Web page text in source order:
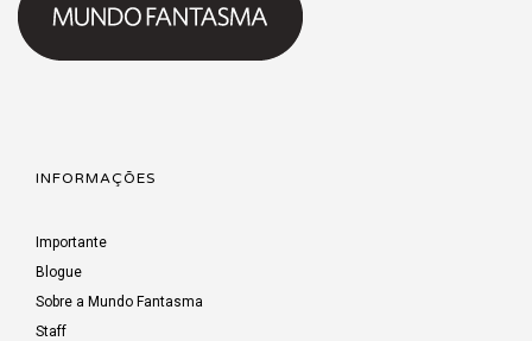
INFORMAÇÕES
Importante
Blogue
Sobre a Mundo Fantasma
Staff